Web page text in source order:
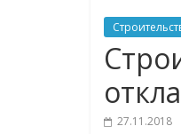
27.11.2018